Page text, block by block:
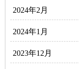
2024年2月
2024年1月
2023年12月